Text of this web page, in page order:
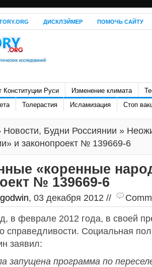
ДИСКЛЭЙМЕР ПОМОЧЬ САЙТУ
Конституции Руси Изменение климата
Толерастия Исламизация Стоп
Новости, Будни Россиянии »
и законопроект № 139669-6
«коренные
№ 139669-6
godwin, 03 декабря 2012 //
в феврале 2012 года, в своей
справедливости. Социальная
заявил:
запущена программа по